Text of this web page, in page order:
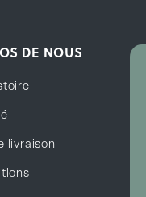
DE NOUS
livraison